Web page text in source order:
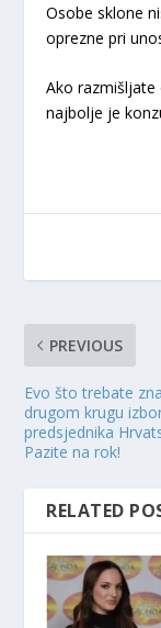
Osobe sklone
oprezne pri
Ako
najbolje je
PREVIOUS
Evo što trebate
drugom krugu
predsjednika
Pazite na rok!
RELATED